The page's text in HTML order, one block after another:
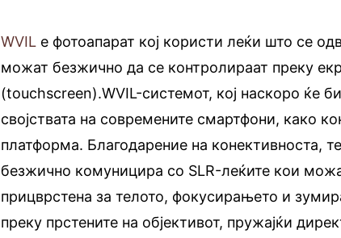
WVIL е фотоапарат кој користи леќи што се
можат безжично да се контролираат преку
(touchscreen).WVIL-системот, кој наскоро ќе
својствата на современите смартфони, како
платформа. Благодарение на конективноста,
безжично комуницира со SLR-леќите кои
прицврстена за телото, фокусирањето и
преку прстените на објективот, пружајќи